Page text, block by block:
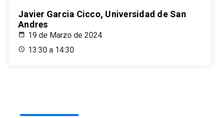
Javier Garcia Cicco, Universidad de San
Andres
19 de Marzo de 2024
13:30 a 14:30